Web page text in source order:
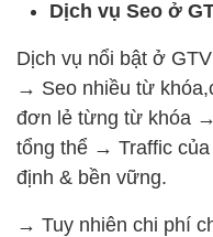
Dịch vụ Seo ở
Dịch vụ nổi bật ở
→ Seo nhiều từ
đơn lẻ từng từ khóa
tổng thể → Traffic
định & bền vững.
→ Tuy nhiên chi phí